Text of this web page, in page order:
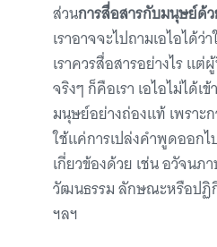
ส่วนการสื่อสารกับมนุษย์ด้ว
เราอาจจะไปถามเอไอได้
เราควรสื่อสารอย่างไร แ
จริงๆ ก็คือเรา เอไอไม่ได้เ
มนุษย์อย่างถ่องแท้ เพราะ
ใช้แค่การเปล่งคำพูดออกไ
เกี่ยวข้องด้วย เช่น อวัจนภ
วัฒนธรรม ลักษณะหรือปฏิ
ฯลฯ